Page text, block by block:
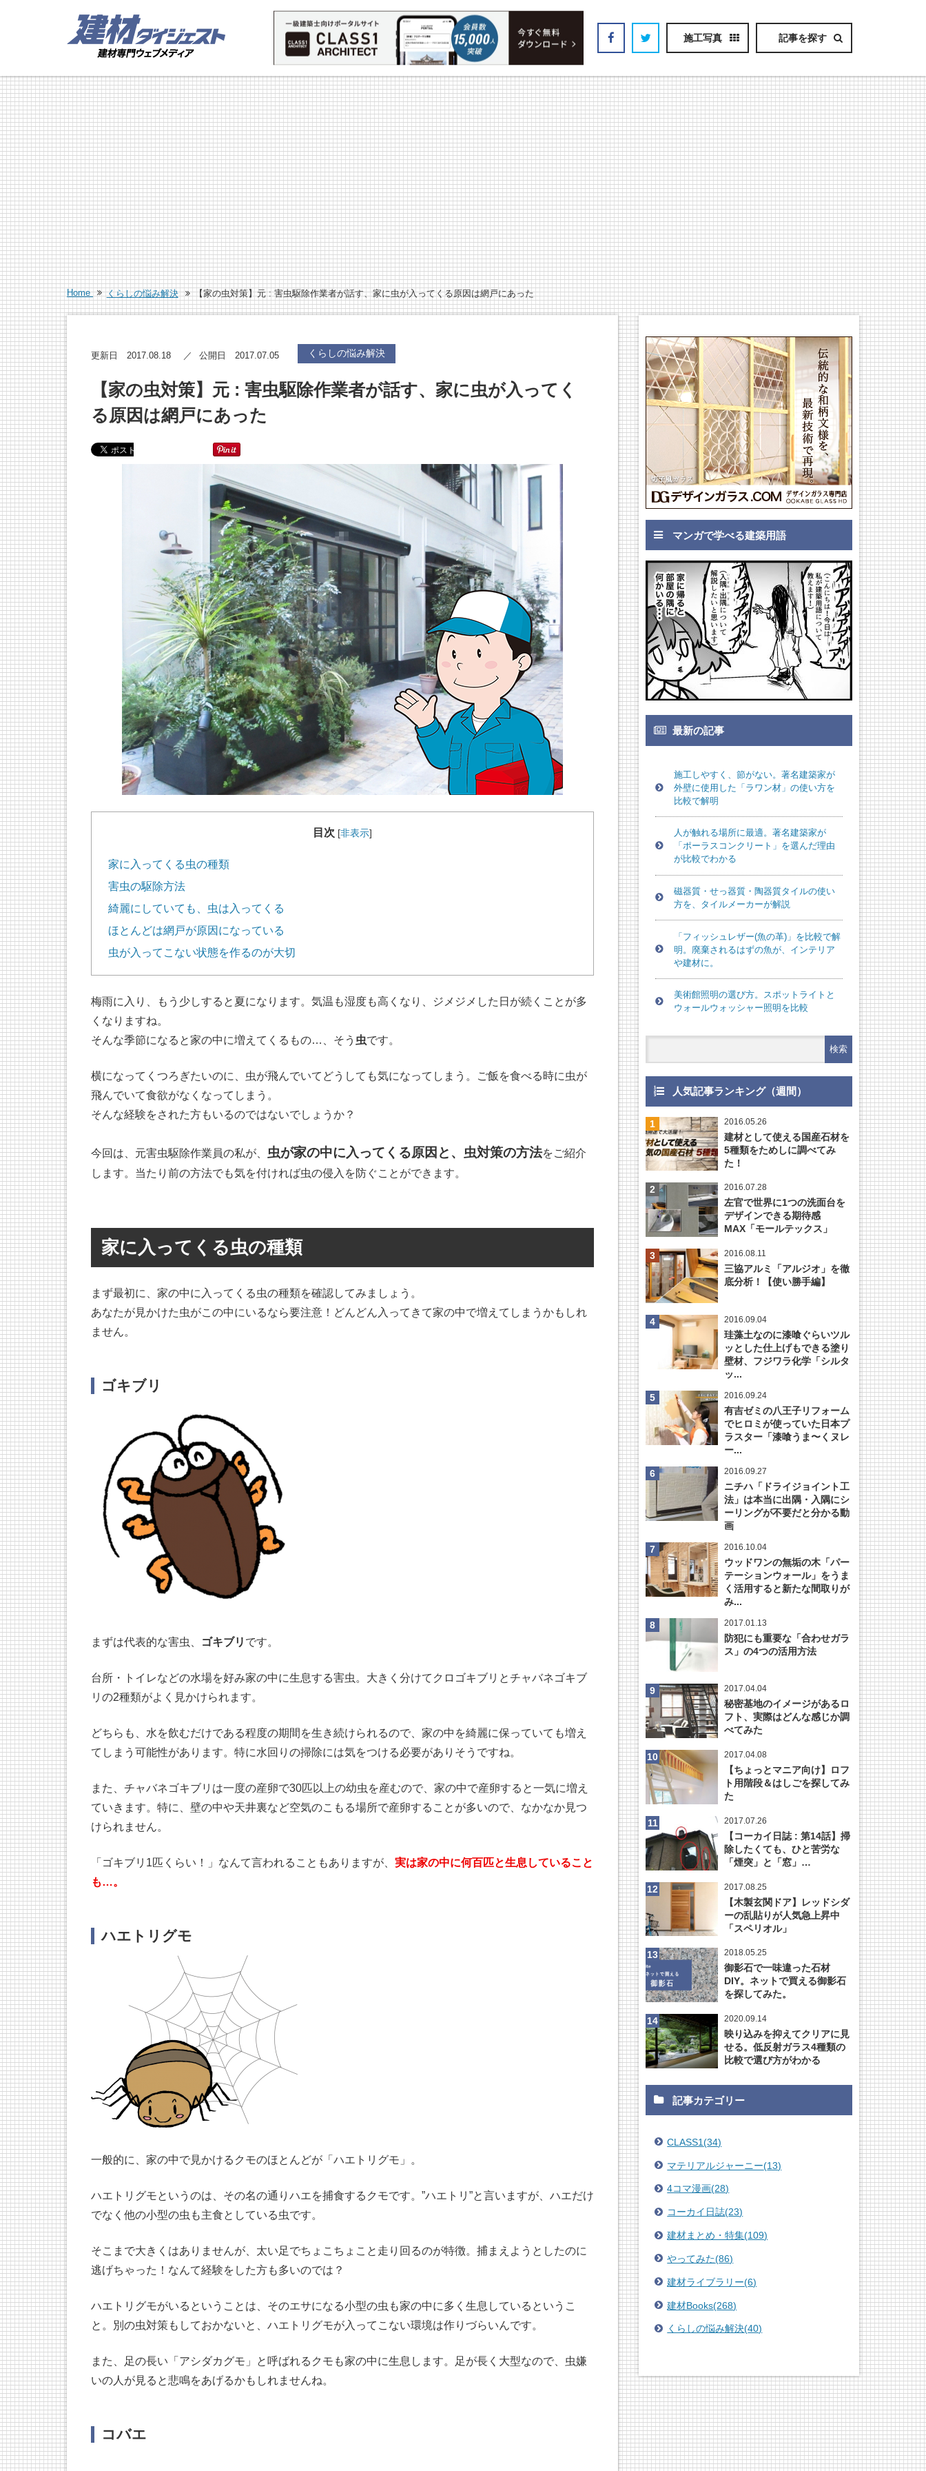
施工写真 記事を探す
Home くらしの悩み解決 【家の虫対策】元 : 害虫駆除作業者が話す、家に虫が入ってくる原因は網戸にあった
更新日 2017.08.18 公開日 2017.07.05 くらしの悩み解決
【家の虫対策】元 : 害虫駆除作業者が話す、家に虫が入ってく
る原因は網戸にあった
目次 [非表示]
家に入ってくる虫の種類
害虫の駆除方法
綺麗にしていても、虫は入ってくる
ほとんどは網戸が原因になっている
虫が入ってこない状態を作るのが大切
梅雨に入り、もう少しすると夏になります。気温も湿度も高くなり、ジメジメした日が続くことが多
くなりますね。
そんな季節になると家の中に増えてくるもの…、そう 虫です。
横になってくつろぎたいのに、虫が飛んでいてどうしても気になってしまう。ご飯を食べる時に虫が
飛んでいて食欲がなくなってしまう。
そんな経験をされた方もいるのではないでしょうか？
今回は、元害虫駆除作業員の私が、 虫が家の中に入ってくる原因と、虫対策の方法をご紹介
します。当たり前の方法でも気を付ければ虫の侵入を防ぐことができます。
家に入ってくる虫の種類
まず最初に、家の中に入ってくる虫の種類を確認してみましょう。
あなたが見かけた虫がこの中にいるなら要注意！どんどん入ってきて家の中で増えてしまうかもしれ
ません。
ゴキブリ
まずは代表的な害虫、 ゴキブリ です。
台所・トイレなどの水場を好み家の中に生息する害虫。大きく分けてクロゴキブリとチャバネゴキブ
リの2種類がよく見かけられます。
どちらも、水を飲むだけである程度の期間を生き続けられるので、家の中を綺麗に保っていても増え
てしまう可能性があります。特に水回りの掃除には気をつける必要がありそうですね。
また、チャバネゴキブリは一度の産卵で30匹以上の幼虫を産むので、家の中で産卵すると一気に増え
ていきます。特に、壁の中や天井裏など空気のこもる場所で産卵することが多いので、なかなか見つ
けられません。
「ゴキブリ1匹くらい！」なんて言われることもありますが、 実は家の中に何百匹と生息していること
も…。
ハエトリグモ
一般的に、家の中で見かけるクモのほとんどが「ハエトリグモ」。
ハエトリグモというのは、その名の通りハエを捕食するクモです。”ハエトリ”と言いますが、ハエだけ
でなく他の小型の虫も主食としている虫です。
そこまで大きくはありませんが、太い足でちょこちょこと走り回るのが特徴。捕まえようとしたのに
逃げちゃった！なんて経験をした方も多いのでは？
ハエトリグモがいるということは、そのエサになる小型の虫も家の中に多く生息しているというこ
と。別の虫対策もしておかないと、ハエトリグモが入ってこない環境は作りづらいんです。
また、足の長い「アシダカグモ」と呼ばれるクモも家の中に生息します。足が長く大型なので、虫嫌
いの人が見ると悲鳴をあげるかもしれませんね。
コバエ
マンガで学べる建築用語
最新の記事
施工しやすく、節がない。著名建築家が
外壁に使用した「ラワン材」の使い方を
比較で解明
人が触れる場所に最適。著名建築家が
「ポーラスコンクリート」を選んだ理由
が比較でわかる
磁器質・せっ器質・陶器質タイルの使い
方を、タイルメーカーが解説
「フィッシュレザー(魚の革)」を比較で解
明。廃棄されるはずの魚が、インテリア
や建材に。
美術館照明の選び方。スポットライトと
ウォールウォッシャー照明を比較
人気記事ランキング（週間）
2016.05.26
建材として使える国産石材を
5種類をためしに調べてみ
た！
2016.07.28
左官で世界に1つの洗面台を
デザインできる期待感
MAX「モールテックス」
2016.08.11
三協アルミ「アルジオ」を徹
底分析！【使い勝手編】
2016.09.04
珪藻土なのに漆喰ぐらいツル
ッとした仕上げもできる塗り
壁材、フジワラ化学「シルタ
ッ...
2016.09.24
有吉ゼミの八王子リフォーム
でヒロミが使っていた日本プ
ラスター「漆喰うま〜くヌレ
ー...
2016.09.27
ニチハ「ドライジョイント工
法」は本当に出隅・入隅にシ
ーリングが不要だと分かる動
画
2016.10.04
ウッドワンの無垢の木「パー
テーションウォール」をうま
く活用すると新たな間取りが
み...
2017.01.13
防犯にも重要な「合わせガラ
ス」の4つの活用方法
2017.04.04
秘密基地のイメージがあるロ
フト、実際はどんな感じか調
べてみた
2017.04.08
【ちょっとマニア向け】ロフ
ト用階段＆はしごを探してみ
た
2017.07.26
【コーカイ日誌 : 第14話】掃
除したくても、ひと苦労な
「煙突」と「窓」…
2017.08.25
【木製玄関ドア】レッドシダ
ーの乱貼りが人気急上昇中
「スペリオル」
2018.05.25
御影石で一味違った石材
DIY。ネットで買える御影石
を探してみた。
2020.09.14
映り込みを抑えてクリアに見
せる。低反射ガラス4種類の
比較で選び方がわかる
記事カテゴリー
CLASS1(34)
マテリアルジャーニー(13)
4コマ漫画(28)
コーカイ日誌(23)
建材まとめ・特集(109)
やってみた(86)
建材ライブラリー(6)
建材Books(268)
くらしの悩み解決(40)